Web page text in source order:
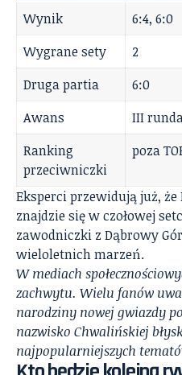
Wynik 6:4, 6:0
Wygrane sety
2
Druga partia
6:0
Awans
III
Ranking
przeciwniczki
poza
Eksperci przewidują już,
znajdzie się w czołowej
zawodniczki z Dąbrowy
wieloletnich marzeń.
W mediach
zachwytu. Wielu fanów
narodziny nowej gwiazdy
nazwisko Chwalińskiej
najpopularniejszych